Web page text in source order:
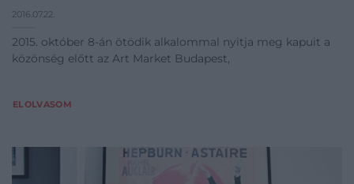
2016.07.22.
2015. október 8-án ötödik alkalommal nyitja meg kapuit a
közönség előtt az Art Market Budapest,
ELOLVASOM